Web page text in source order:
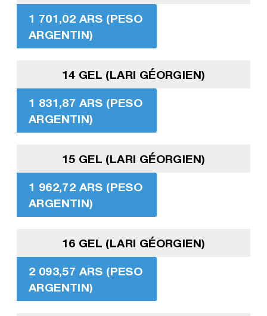
1 701,02 ARS (PESO
ARGENTIN)
14 GEL (LARI GÉORGIEN)
1 831,87 ARS (PESO
ARGENTIN)
15 GEL (LARI GÉORGIEN)
1 962,72 ARS (PESO
ARGENTIN)
16 GEL (LARI GÉORGIEN)
2 093,57 ARS (PESO
ARGENTIN)